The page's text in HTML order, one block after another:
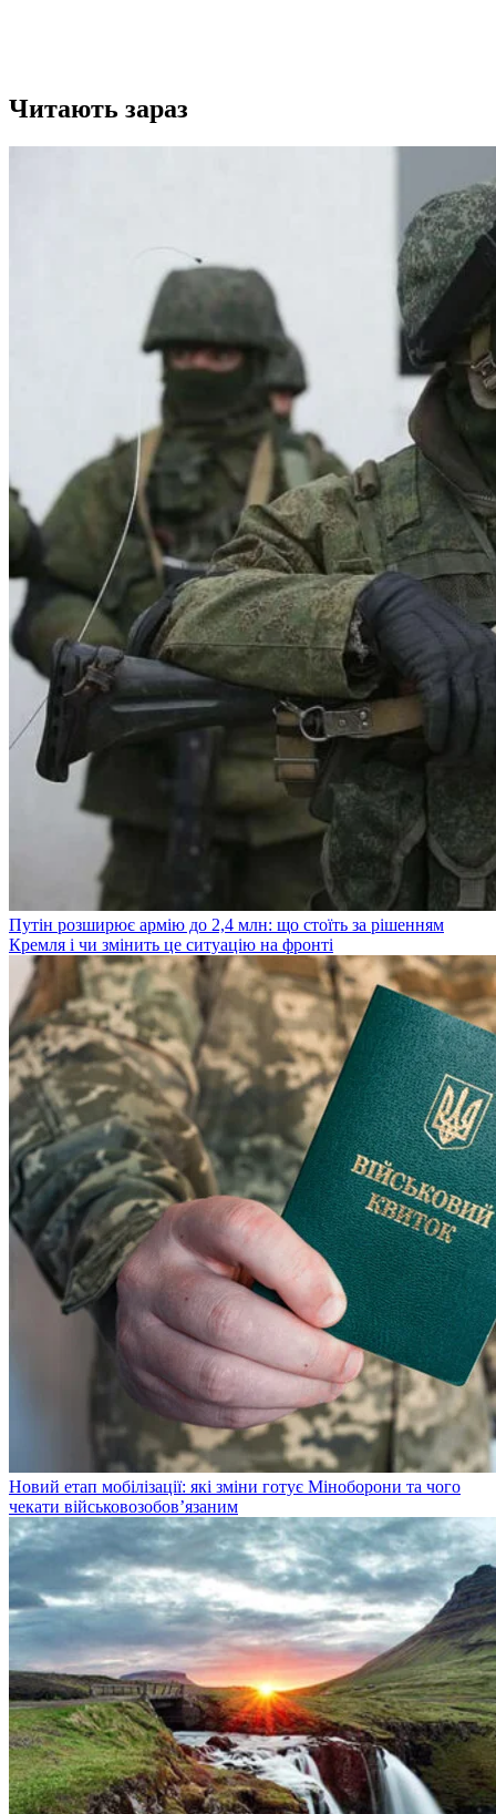
Читають зараз
Путін розширює армію до 2,4 млн: що стоїть за рішенням
Кремля і чи змінить це ситуацію на фронті
Новий етап мобілізації: які зміни готує Міноборони та чого
чекати військовозобов’язаним